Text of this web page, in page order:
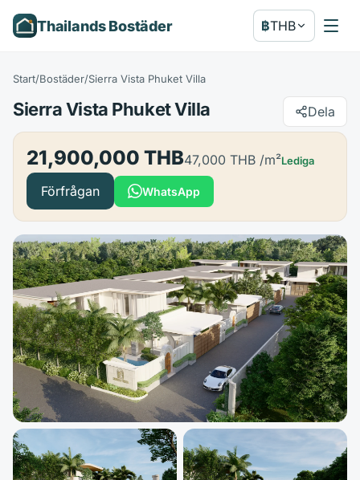
Thailands Bostäder ฿THB
Start/Bostäder/Sierra Vista Phuket Villa
Sierra Vista Phuket Villa Dela
21,900,000 THB47,000 THB /m²Lediga
Förfrågan WhatsApp